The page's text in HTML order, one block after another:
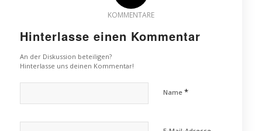
KOMMENTARE
Hinterlasse einen Kommentar
An der Diskussion beteiligen?
Hinterlasse uns deinen Kommentar!
Name *